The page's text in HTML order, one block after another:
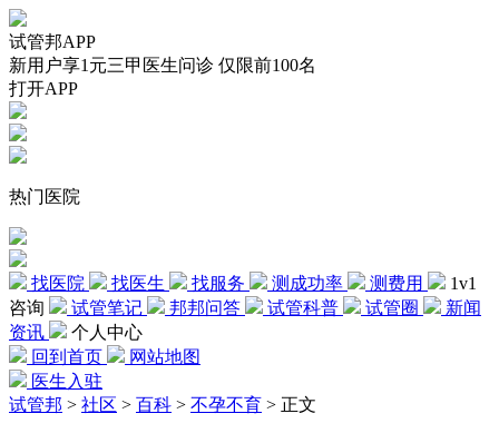
试管邦APP
新用户享1元三甲医生问诊 仅限前100名
打开APP
热门医院
找医院 找医生 找服务 测成功率 测费用
1v1
咨询
试管笔记 邦邦问答 试管科普 试管圈
新闻
资讯
个人中心
回到首页
网站地图
医生入驻
试管邦 > 社区 > 百科 > 不孕不育 > 正文